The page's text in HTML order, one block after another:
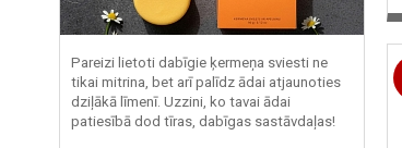
Pareizi lietoti dabīgie ķermeņa sviesti ne
tikai mitrina, bet arī palīdz ādai atjaunoties
dziļākā līmenī. Uzzini, ko tavai ādai
patiesībā dod tīras, dabīgas sastāvdaļas!